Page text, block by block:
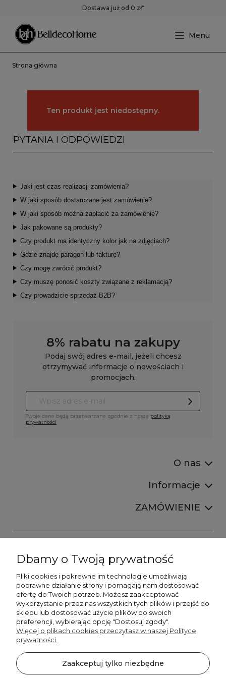
Dostawa już od 0 zł*
Strona główna
Ten produkt jest niedostępny.
PYTANIA I ODPOWIEDZI
Jaki jest czas realizacji zamówienia?
W jaki sposób dostarczane jest zamówienie?
W jaki sposób można zapłacić za zamówienie?
Jak pakowane są produkty?
Czy produkt ma identyczny kolor jak na zdjęciach?
Gdzie znajdę paragon lub fakturę?
Czy mogę zwrócić produkt?
Czy muszę ponosić koszty związane z reklamacją?
Czy prowadzicie sprzedaż B2B?
8% rabatu na zakupy
Podaj swój adres e-mail, jeżeli chcesz
otrzymywać informacje o nowościach i
promocjach.
Twoje dane będą przetwarzane zgodnie z naszą polityką
prywatności
O nas
Informacje
ZAMÓWIENIE
+48606673390
sprzedaz@belldecohome.pl
©2026 Wszelkie Prawa Zastrzeżone | BelldecoHome.pl
Flex Minimalist by Ecommercy
Dbamy o Twoją prywatność
Pliki cookies i pokrewne im technologie umożliwiają
poprawne działanie strony i pomagają nam dostosować
ofertę do Twoich potrzeb. Możesz zaakceptować
wykorzystanie przez nas wszystkich tych plików i przejść do
sklepu lub dostosować użycie plików do swoich
preferencji, wybierając opcję "Dostosuj zgody".
Więcej o plikach cookies przeczytasz w naszej Polityce
prywatności.
Zaakceptuj tylko niezbędne
Zapisz się do naszego newslettera i zgarnij 8% rabatu!
zaznacz pola
Akceptuję regulamin newslettera